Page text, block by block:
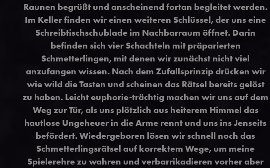
Raunen begrüßt und anscheinend fortan begleitet werden.
Im Keller finden wir einen weiteren Schlüssel, der uns eine
Schreibtischschublade im Nachbarraum öffnet. Darin
befinden sich vier Schachteln mit präparierten
Schmetterlingen, mit denen wir zunächst nicht viel
anzufangen wissen. Nach dem Zufallsprinzip drücken wir
wie wild die Tasten und scheinen das Rätsel bereits gelöst
zu haben. Leicht euphorie-trächtig machen wir uns auf dem
Weg zur Tür, als uns plötzlich aus heiterem Himmel das
hautlose Ungeheuer in die Arme rennt und uns ins Jenseits
befördert. Wiedergeboren lösen wir schnell noch das
Schmetterlingsrätsel auf korrektem Wege, um meine
Spielerehre zu wahren und verbarrikadieren vorher aber